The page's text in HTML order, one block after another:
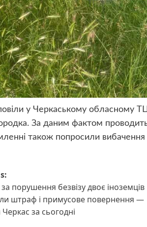
у Черкаському обласному
За даним фактом
також попросили вибачення
порушення безвізу двоє іноземців
штраф і примусове повернення —
за сьогодні